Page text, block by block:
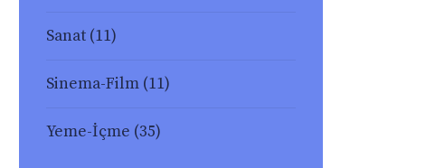
Sanat(11)
Sinema-Film(11)
Yeme-İçme (35)